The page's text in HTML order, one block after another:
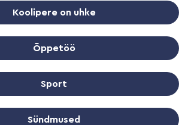
Koolipere on uhke
Õppetöö
Sport
Sündmused